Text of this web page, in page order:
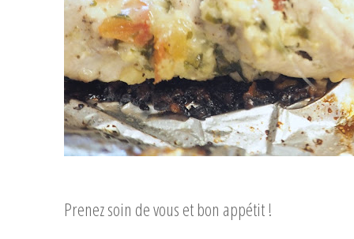
Prenez soin de vous et bon appétit !